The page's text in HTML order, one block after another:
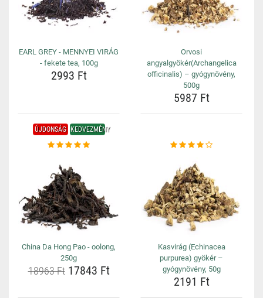
EARL GREY - MENNYEI VIRÁG
- fekete tea, 100g
2993 Ft
Orvosi
angyalgyökér(Archangelica
officinalis) – gyógynövény,
500g
5987 Ft
ÚJDONSÁG KEDVEZMÉNY
China Da Hong Pao - oolong,
250g
18963 Ft17843 Ft
Kasvirág (Echinacea
purpurea) gyökér –
gyógynövény, 50g
2191 Ft